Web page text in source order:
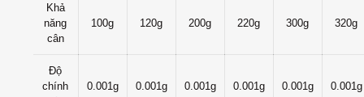
Khả
năng
cân
100g 120g 200g 220g 300g 320g
Độ
chính
0.001g 0.001g 0.001g 0.001g 0.001g 0.001g